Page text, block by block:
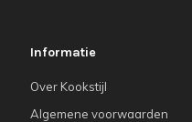
Informatie
Over Kookstijl
Algemene voorwaarden